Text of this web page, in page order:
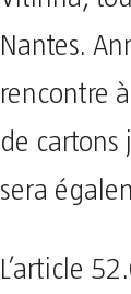
Nantes.
rencontre
de cartons
sera
L’article